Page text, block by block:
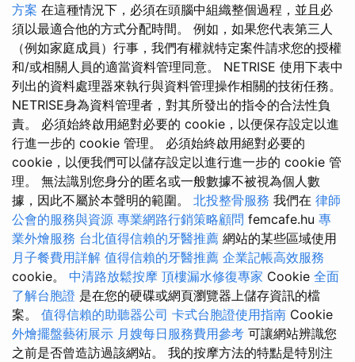
方案 在這種情況下，必須在頭腦中組織整個過程，並且必
須以最適合他的方式分配時間。 例如，如果您代表第三人
（例如家庭成員）行事，我們有權就特定案件請求您的授權
和/或相關人員的適當資料管理同意。 NETRISE 使用下表中
列出的資料處理器來執行與資料管理操作相關的技術任務。
NETRISE身為資料管理者，對其所發出的指令的合法性負
責。 必須始終啟用絕對必要的 cookie，以便保存設定以進
行進一步的 cookie 管理。 必須始終啟用絕對必要的
cookie，以便我們可以儲存設定以進行進一步的 cookie 管
理。 無法識別您身分的匿名或一般數據不被視為個人數
據，因此不屬於本聲明的範圍。 北投整骨服務 我們在 律師
公會的服務與資源 專業網路行銷策略顧問 femcafe.hu 專
業外燴服務 台北值得信賴的牙醫推薦 網站的某些區域使用
月子餐費用詳解 值得信賴的牙醫推薦 企業記帳高效服務
cookie。 中清路放鬆按摩 頂樓漏水修復專家 Cookie 全面
了解台胞證 是在您的硬碟或網頁瀏覽器上儲存資訊的檔
案。 值得信賴的助聽器公司 卡式台胞證使用指南 Cookie
外燴擺盤藝術展示 月嫂每日服務費用參考 可讓網站辨識您
之前是否曾造訪過該網站。 我的按摩方法的特點是特別注